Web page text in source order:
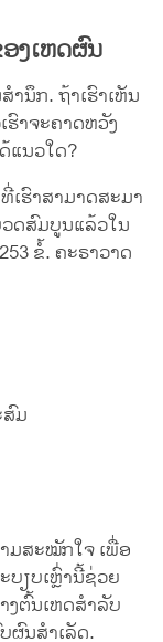
ງເຫດຜົນ
ນຶກ. ຖ້າເຮົາເຫັນ
າຈະຄາດຫວັງ
ແນວໃດ?
ຮົາສາມາດສະມາ
ດສົມບູນແລ້ວໃນ
ຂໍ້. ຄະຣາວາດ
ມ
ມສະໝັກໃຈ ເພື່ອ
ຽບເຫຼົ່ານີ້ຊ່ວຍ
ງຕົ້ນເຫດສຳລັບ
ຜົນສຳເລັດ.